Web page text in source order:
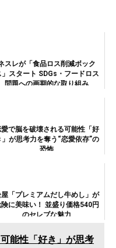
スレが「食品ロス削減ボック
」スタート SDGs・フードロス
問題への画期的な取り組み
で脳を破壊される可能性「好
」が思考力を奪う“恋愛依存”の
恐怖
「プレミアムだし牛めし」が
に美味い！ 並盛り価格540円
のセレブな魅力
能性「好き」が思考